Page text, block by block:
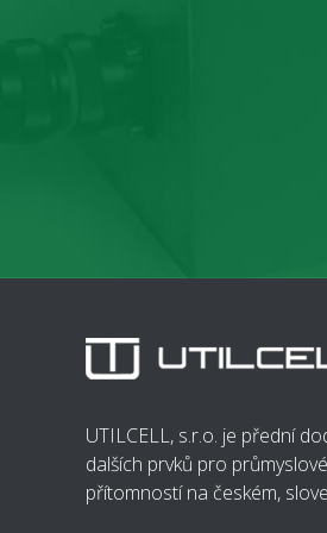
UTILCELL, s.r.o. je přední
dalších prvků pro
přítomností na českém,